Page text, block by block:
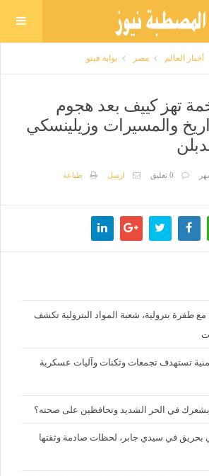
أخبار العالم مصر بوابة فيتو
تهز كييف بعد هجوم
والمسيرات وزيلينسكي
0 تعليق ارسل طباعة
طفرة بترولية، شعبة المواد البترولية تكشف
تستهدف تجمعات وثكنات وآليات عسكرية
بشعرك في الحر الشديد وتحافظين على صحته؟
بحريق في سيدي جابر، لحظات صادمة وثقتها